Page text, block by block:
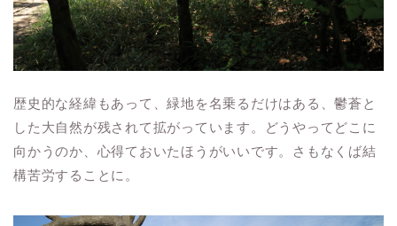
歴史的な経緯もあって、緑地を名乗るだけはある、鬱蒼と
した大自然が残されて拡がっています。どうやってどこに
向かうのか、心得ておいたほうがいいです。さもなくば結
構苦労することに。